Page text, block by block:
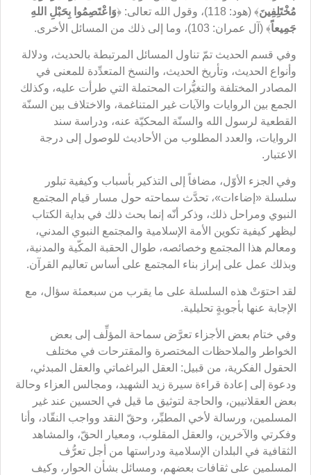
مُخْتَلِفِينَ﴾ (هود: 118)، وقول الله تعالى: ﴿ وَاعْتَصِمُوا بِحَبْلِ اللهِ
جَمِيعاً﴾ (آل عمران: 103)، وما إلى ذلك من المسائل الأخرى.
وفي قسم الحديث تمّ تناول المسائل المرتبطة بالحديث، ودلالة
وأنواع الحديث، وتأريخ الحديث، والنسخ المتعدِّدة للمعنى في
المصادر المختلفة والتغيُّرات المحتملة التي طرأت عليه، وكذلك
الجمع بين الروايات والآيات غير المتناغمة، والاختلاف بين السنّة
القطعية لرسول الله والسنّة المحكيّة عنه، ودراسة سند
الروايات، والعدد المطلوب من الأحاديث للوصول إلى درجة
الاعتبار.
وفي الجزء الأوّل، مضافاً إلى التذكير بأسباب وكيفية تبلور
سلسلة «إضاءات»، تحدَّث سماحته حول مسار قيام المجتمع
النبوي ومراحل ذلك، وذكر أنّه إنما بحث ذلك في بداية الكتاب
ليظهر كيفية تكوين الأمة الإسلامية والمجتمع النبوي المدني،
ومعالم هذا المجتمع وخصائصه، طوال الحقبة المكّية والمدنية،
وبذلك عمل على إبراز بناء المجتمع على أساس تعاليم القرآن.
لقد احتوَتْ هذه السلسلة على ما يقرب من سبعمئة سؤال، مع
الإجابة عنها بأجوبةٍ تحليلية.
وفي ختام بعض الأجزاء تعرَّض سماحة المؤلِّف إلى بعض
الخواطر والملاحظات المختصرة والمقترحات في مختلف
الحقول الفكرية، من قبيل: العقل البراغماتي والعقل المبدئي،
ودعوة إلى إعادة قراءة سيرة زيد الشهيد، ومجالس العزاء وحالة
بعض العقلانيين، والحاجة لتوثيق ما قيل في الحسين عند غير
المسلمين، ورسالة لأخي المطبِّر، وحقّ النقد وواجب النقّاد، وأنا
وفكرتي والآخرين، والعقل المقلوب، ومعيار الحقّ، والمشاهد
الثقافية في البلدان الإسلامية ودراستها من أجل تعرُّف
المسلمين على ثقافات بعضهم، ومسائل بشأن الحوار، وكيف